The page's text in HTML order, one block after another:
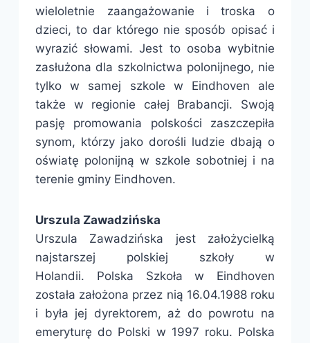
wieloletnie zaangażowanie i troska o
dzieci, to dar którego nie sposób opisać i
wyrazić słowami. Jest to osoba wybitnie
zasłużona dla szkolnictwa polonijnego, nie
tylko w samej szkole w Eindhoven ale
także w regionie całej Brabancji. Swoją
pasję promowania polskości zaszczepiła
synom, którzy jako dorośli ludzie dbają o
oświatę polonijną w szkole sobotniej i na
terenie gminy Eindhoven.
Urszula Zawadzińska
Urszula Zawadzińska jest założycielką
najstarszej polskiej szkoły w
Holandii. Polska Szkoła w Eindhoven
została założona przez nią 16.04.1988 roku
i była jej dyrektorem, aż do powrotu na
emeryturę do Polski w 1997 roku. Polska